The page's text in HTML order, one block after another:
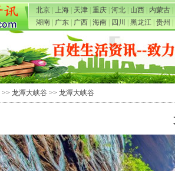
北京 上海 天津 重庆 河北 山西 内蒙古
湖南
广东 广西 海南 四川 黑龙江 贵州
>> 龙潭大峡谷 >> 龙潭大峡谷